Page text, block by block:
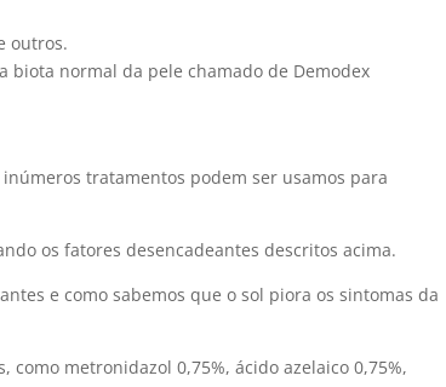
outros.
biota normal da pele chamado de Demodex
tratamentos podem ser usamos para
os fatores desencadeantes descritos acima.
e como sabemos que o sol piora os sintomas da
metronidazol 0,75%, ácido azelaico 0,75%,